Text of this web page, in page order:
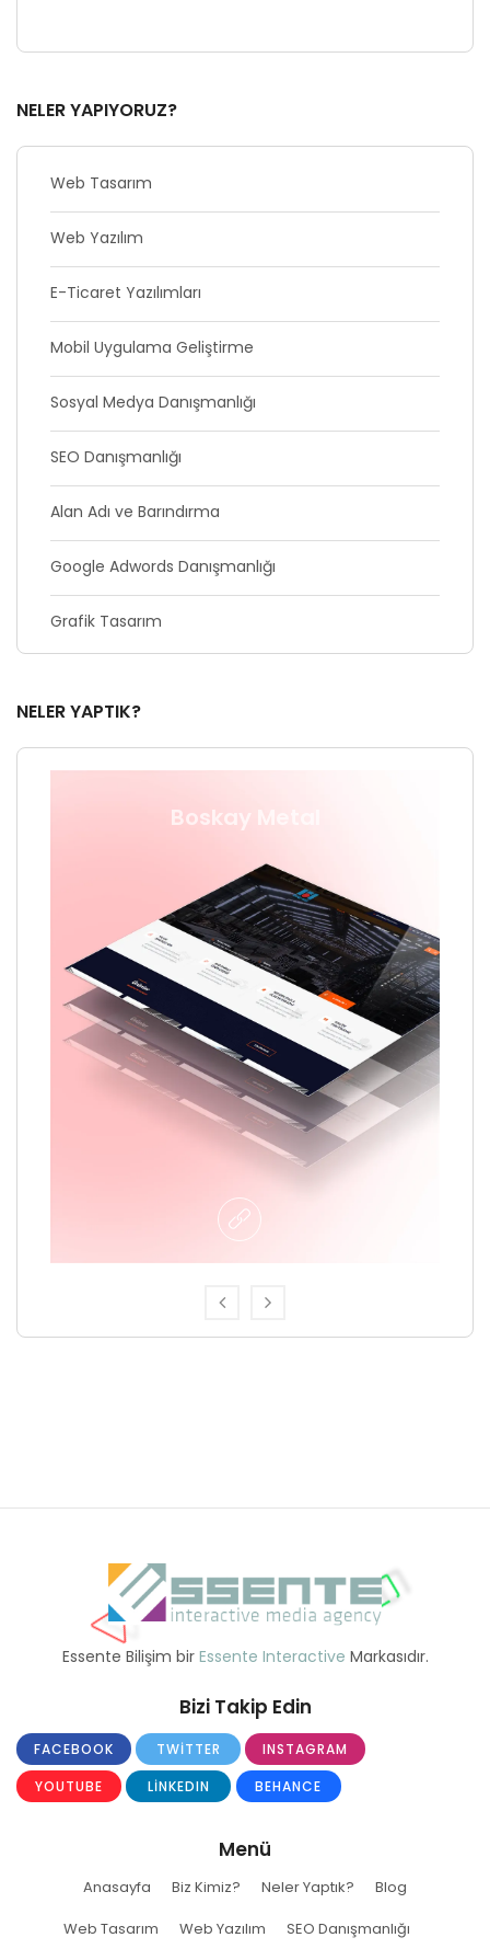
NELER YAPIYORUZ?
Web Tasarım
Web Yazılım
E-Ticaret Yazılımları
Mobil Uygulama Geliştirme
Sosyal Medya Danışmanlığı
SEO Danışmanlığı
Alan Adı ve Barındırma
Google Adwords Danışmanlığı
Grafik Tasarım
NELER YAPTIK?
Boskay Metal
Essente Bilişim bir Essente Interactive Markasıdır.
Bizi Takip Edin
FACEBOOK TWITTER
INSTAGRAM
YOUTUBE
LINKEDIN BEHANCE
Menü
Anasayfa Biz Kimiz? Neler Yaptık?
Blog
Web Tasarım
Web Yazılım SEO Danışmanlığı